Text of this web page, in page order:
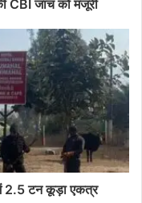
CBI जांच को मंजूरी
2.5 टन कूड़ा एकत्र